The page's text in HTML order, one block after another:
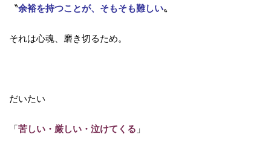
〝余裕を持つことが、そもそも難しい〟
それは心魂、磨き切るため。
だいたい
「苦しい・厳しい・泣けてくる 」